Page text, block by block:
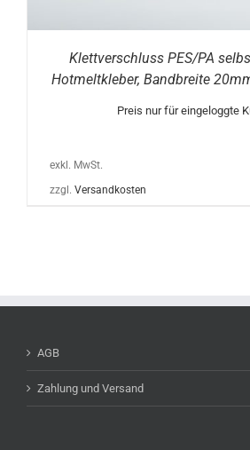
Klettverschluss PES/PA
Hotmeltkleber, Bandbreite
Preis nur für eingeloggte
exkl. MwSt.
zzgl. Versandkosten
AGB
Zahlung und Versand